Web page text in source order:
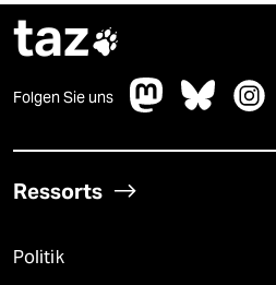
taz
Folgen Sie uns
Ressorts
Politik